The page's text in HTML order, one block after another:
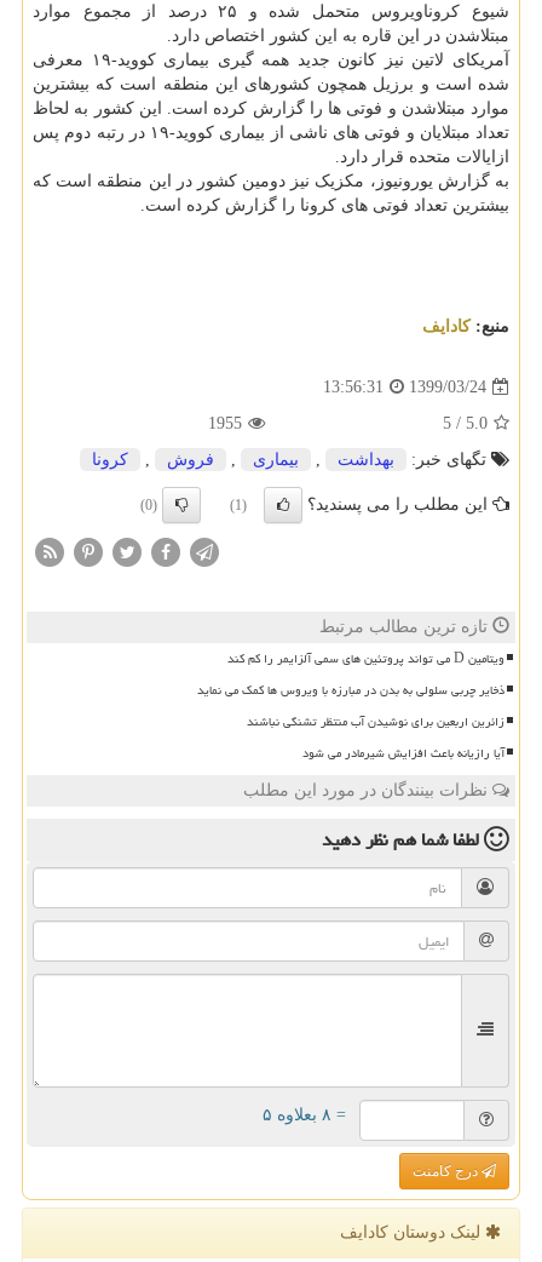
شیوع کروناویروس متحمل شده و ۲۵ درصد از مجموع موارد
مبتلاشدن در این قاره به این کشور اختصاص دارد.
آمریکای لاتین نیز کانون جدید همه گیری بیماری کووید-۱۹ معرفی
شده است و برزیل همچون کشورهای این منطقه است که بیشترین
موارد مبتلاشدن و فوتی ها را گزارش کرده است. این کشور به لحاظ
تعداد مبتلایان و فوتی های ناشی از بیماری کووید-۱۹ در رتبه دوم پس
ازایالات متحده قرار دارد.
به گزارش یورونیوز، مکزیک نیز دومین کشور در این منطقه است که
بیشترین تعداد فوتی های کرونا را گزارش کرده است.
منبع:كادایف
1399/03/24
13:56:31
5.0
/
5
1955
تگهای خبر:
بهداشت , بیماری , فروش , كرونا
این مطلب را می پسندید؟ (1)
(0)
تازه ترین مطالب مرتبط
ویتامین D می تواند پروتئین های سمی آلزایمر را کم کند
ذخایر چربی سلولی به بدن در مبارزه با ویروس ها کمک می نماید
زائرین اربعین برای نوشیدن آب منتظر تشنگی نباشند
آیا رازیانه باعث افزایش شیرمادر می شود
نظرات بینندگان در مورد این مطلب
لطفا شما همنظر دهید
= ۸ بعلاوه ۵
درج کامنت
لینک دوستان كادایف